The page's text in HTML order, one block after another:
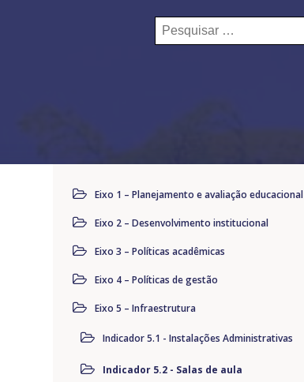
Pesquisar
por:
Eixo 1 – Planejamento e avaliação educacional
Eixo 2 – Desenvolvimento institucional
Eixo 3 – Políticas acadêmicas
Eixo 4 – Políticas de gestão
Eixo 5 – Infraestrutura
Indicador 5.1 - Instalações Administrativas
Indicador 5.2 - Salas de aula